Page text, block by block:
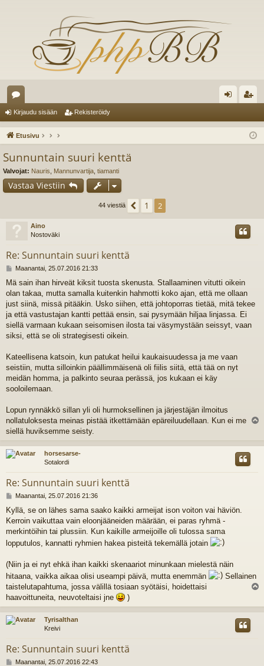
es
ku
ua
au ist
Kirjaudu sisään Rekisteröidy
Etusivu
Sunnuntain suuri kenttä
Valvojat: Nauris Mannunvartija tiamanti
Vastaa Viestiin
44 viestiä Edellinen
1 2
Aino
Nostoväki
Re: Sunnuntain suuri kenttä
V
e
s
t
Maanantai, 25.07.2016 21:33
Mä sain ihan hirveät kiksit tuosta skenusta. Stallaaminen vitutti oikein
olan takaa, mutta samalla kuitenkin hahmotti koko ajan, että me ollaan
just siinä, missä pitääkin. Usko siihen, että johtoporras tietää, mitä tekee
ja että vastustajan kantti pettää ensin, sai pysymään hiljaa linjassa. Ei
siellä varmaan kukaan seisomisen ilosta tai väsymystään seissyt, vaan
siksi, että se oli strategisesti oikein.
Kateellisena katsoin, kun patukat heilui kaukaisuudessa ja me vaan
seistiin, mutta silloinkin päällimmäisenä oli fiilis siitä, että tää on nyt
meidän homma, ja palkinto seuraa perässä, jos kukaan ei käy
sooloilemaan.
Lopun rynnäkkö sillan yli oli hurmoksellinen ja järjestäjän ilmoitus
nollatuloksesta meinas pistää itkettämään epäreiluudellaan. Kun ei me
siellä huviksemme seisty.
s
horsesarse-
Sotalordi
Re: Sunnuntain suuri kenttä
V
e
s
t
Maanantai, 25.07.2016 21:36
Kyllä, se on lähes sama saako kaikki armeijat ison voiton vai häviön.
Kerroin vaikuttaa vain eloonjääneiden määrään, ei paras ryhmä -
merkintöihin tai plussiin. Kun kaikille armeijoille oli tulossa sama
lopputulos, kannatti ryhmien hakea pisteitä tekemällä jotain
(Niin ja ei nyt ehkä ihan kaikki skenaariot minunkaan mielestä näin
hitaana, vaikka aikaa olisi useampi päivä, mutta enemmän
Sellainen
taistelutapahtuma, jossa välillä tosiaan syötäisi, hoidettaisi
haavoittuneita, neuvoteltaisi jne
)
ö
Tyrisalthan
Kreivi
Re: Sunnuntain suuri kenttä
VMaanantai, 25.07.2016 22:43